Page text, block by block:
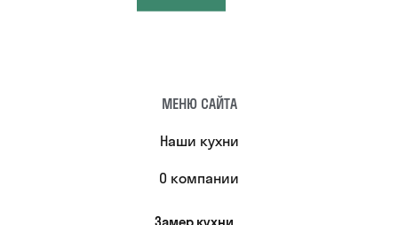
МЕНЮ САЙТА
Наши кухни
О компании
Замер кухни